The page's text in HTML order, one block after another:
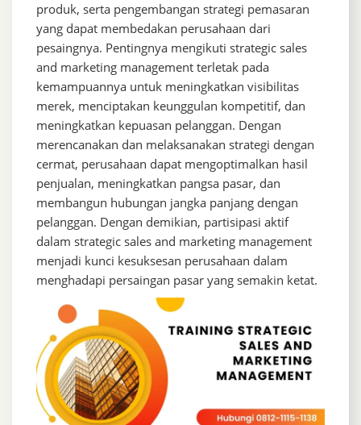
produk, serta pengembangan strategi pemasaran
yang dapat membedakan perusahaan dari
pesaingnya. Pentingnya mengikuti strategic sales
and marketing management terletak pada
kemampuannya untuk meningkatkan visibilitas
merek, menciptakan keunggulan kompetitif, dan
meningkatkan kepuasan pelanggan. Dengan
merencanakan dan melaksanakan strategi dengan
cermat, perusahaan dapat mengoptimalkan hasil
penjualan, meningkatkan pangsa pasar, dan
membangun hubungan jangka panjang dengan
pelanggan. Dengan demikian, partisipasi aktif
dalam strategic sales and marketing management
menjadi kunci kesuksesan perusahaan dalam
menghadapi persaingan pasar yang semakin ketat.